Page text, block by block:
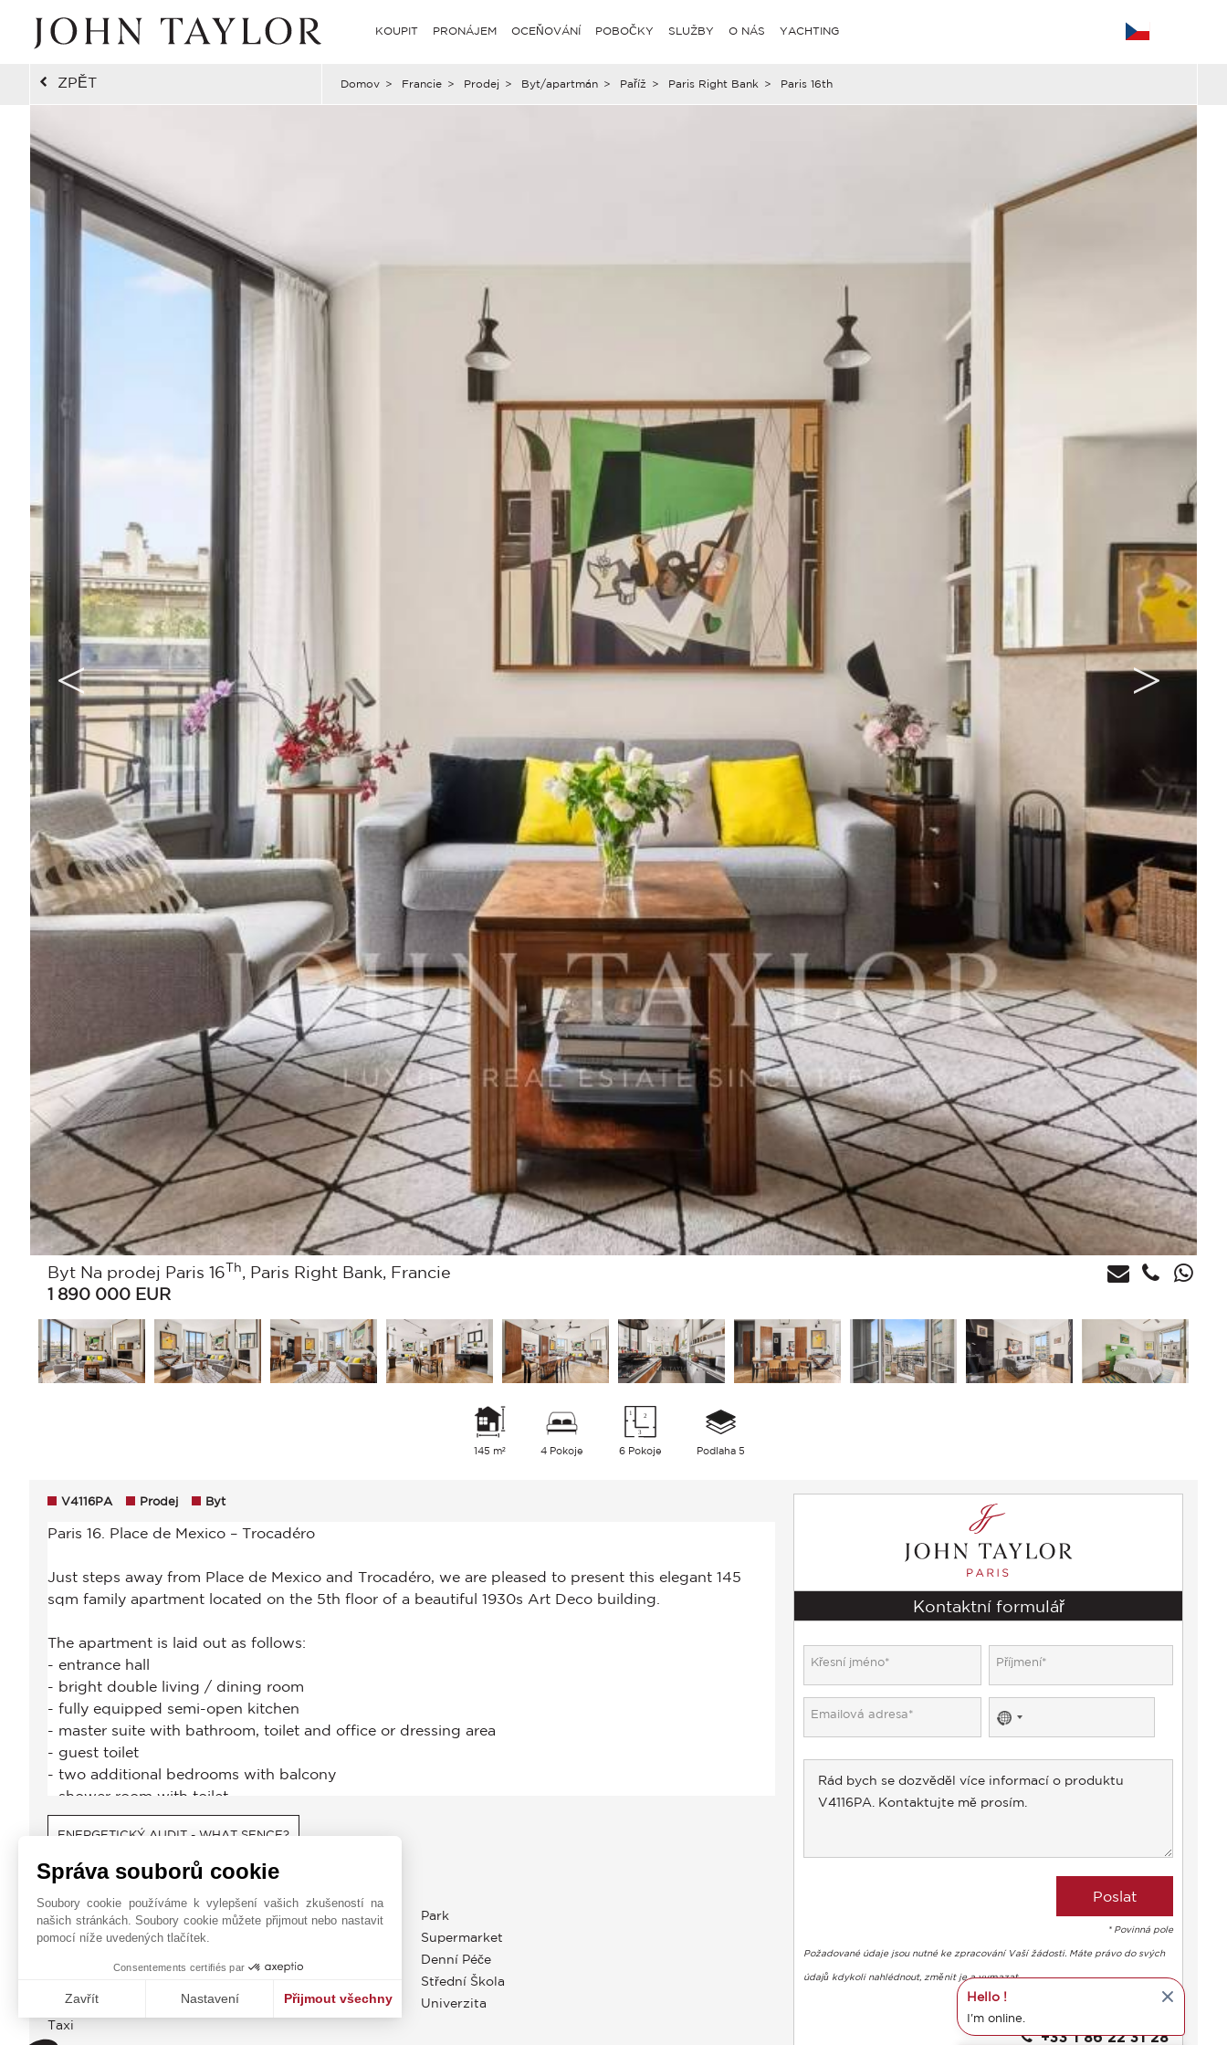
KOUPIT PRONÁJEM OCEŇOVÁNÍ POBOČKY SLUŽBY O NÁS YACHTING
ZPĚT Domov > Francie > Prodej > Byt/apartmán > Paříž > Paris Right Bank > Paris 16th
Byt Na prodej Paris 16Th
, Paris Right Bank, Francie
1 890 000 EUR
145 m² 4 Pokoje 6 Pokoje Podlaha 5
V4116PA Prodej Byt
ENERGETICKÝ AUDIT - WHAT SENCE?
OBČANSKÁ VYBAVENOST
Autobus
Metro
Centrum Města
Taxi
Park
Supermarket
Denní Péče
Střední Škola
Univerzita
Kontaktní formulář
No
country
selected
* Povinná pole
Požadované údaje jsou nutné ke zpracování Vaší žádosti. Máte právo do svých
údajů kdykoli nahlédnout, změnit je a vymazat.
+33 1 86 22 31 28
Správa souborů cookie
Soubory cookie používáme k vylepšení vašich zkušeností na
našich stránkách. Soubory cookie můžete přijmout nebo nastavit
pomocí níže uvedených tlačítek.
Consentements certifiés par
Zavřít Nastavení Přijmout všechny
Axeptio consent
Platforma pro správu souhlasů: Upravte si své volby
Hello !
I'm online.